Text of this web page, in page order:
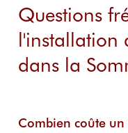
Questions
l'installation
dans la
Combien coûte